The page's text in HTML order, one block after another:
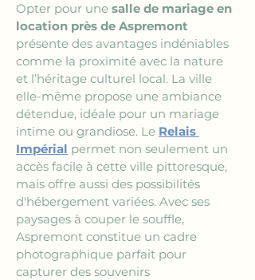
Opter pour une salle de mariage en
location près de Aspremont
présente des avantages indéniables
comme la proximité avec la nature
et l’héritage culturel local. La ville
elle-même propose une ambiance
détendue, idéale pour un mariage
intime ou grandiose. Le Relais
Impérial permet non seulement un
accès facile à cette ville pittoresque,
mais offre aussi des possibilités
d'hébergement variées. Avec ses
paysages à couper le souffle,
Aspremont constitue un cadre
photographique parfait pour
capturer des souvenirs